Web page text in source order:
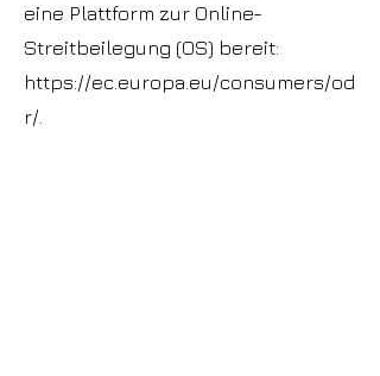
eine Plattform zur Online-
Streitbeilegung (OS) bereit:
https://ec.europa.eu/consumers/od
r/.